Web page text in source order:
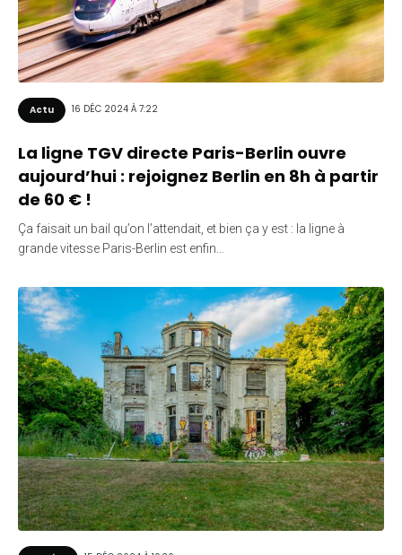
Actu 16 DÉC 2024 À 7:22
La ligne TGV directe Paris-Berlin ouvre
aujourd’hui : rejoignez Berlin en 8h à partir
de 60 € !
Ça faisait un bail qu’on l’attendait, et bien ça y est : la ligne à
grande vitesse Paris-Berlin est enfin…